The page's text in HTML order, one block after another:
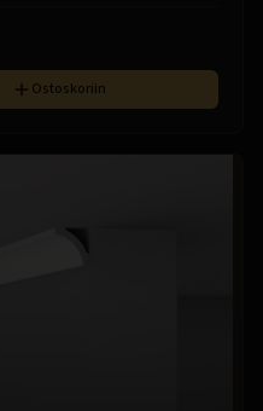
Ostoskoriin